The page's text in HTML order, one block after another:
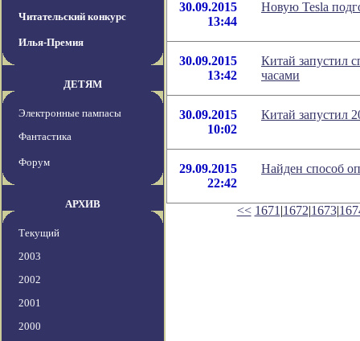
Читательский конкурс
Илья-Премия
ДЕТЯМ
Электронные пампасы
Фантастика
Форум
АРХИВ
Текущий
2003
2002
2001
2000
30.09.2015
13:44
Новую Tesla
30.09.2015
13:42
Китай запустил
часами
30.09.2015
10:02
Китай запустил
29.09.2015
22:42
Найден способ
<< 1671 |1672|1673|